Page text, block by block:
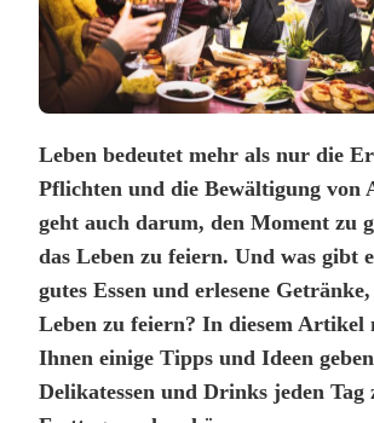
Leben bedeutet mehr als nur die
Pflichten und die Bewältigung von
geht auch darum, den Moment zu
das Leben zu feiern. Und was gibt
gutes Essen und erlesene
Leben zu feiern? In diesem Artikel
Ihnen einige Tipps und Ideen
Delikatessen und Drinks jeden Tag